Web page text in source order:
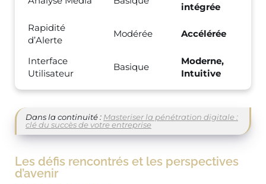
intégrée
Rapidité
d’Alerte
Modérée Accélérée
Interface
Utilisateur
Basique
Moderne,
Intuitive
Dans la continuité : Masteriser la pénétration digitale :
clé du succès de votre entreprise
Les défis rencontrés et les perspectives
d’avenir